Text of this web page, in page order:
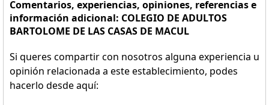
Comentarios, experiencias, opiniones, referencias e
información adicional: COLEGIO DE ADULTOS
BARTOLOME DE LAS CASAS DE MACUL
Si queres compartir con nosotros alguna experiencia u
opinión relacionada a este establecimiento, podes
hacerlo desde aquí: